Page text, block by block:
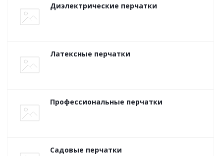
Диэлектрические перчатки
Латексные перчатки
Профессиональные перчатки
Садовые перчатки